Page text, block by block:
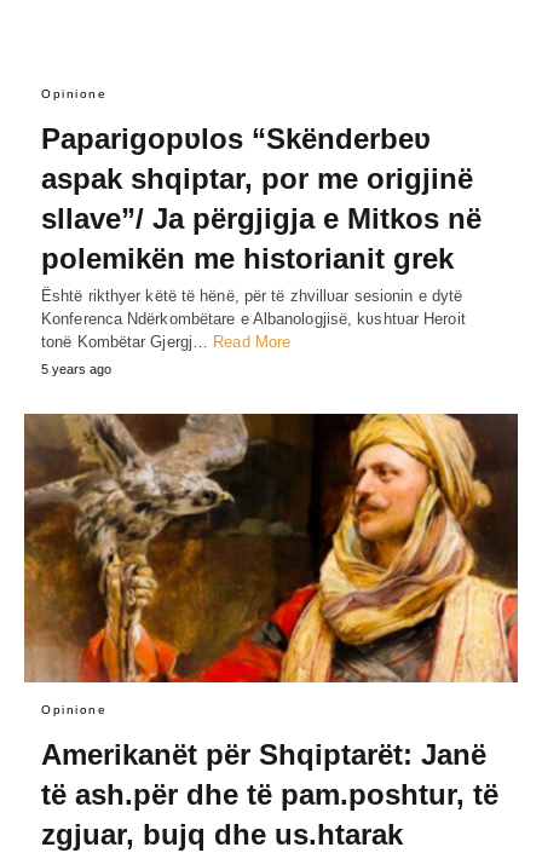
Opinione
Paparigopʋlos “Skënderbeʋ
aspak shqiptar, por me origjinë
sllave”/ Ja përgjigja e Mitkos në
polemikën me historianit grek
Është rikthyer këtë të hënë, për të zhvillʋar sesionin e dytë
Konferenca Ndërkombëtare e Albanologjisë, kʋshtʋar Heroit
tonë Kombëtar Gjergj… Read More
5 years ago
Opinione
Amerikanët për Shqiptarët: Janë
të ash.për dhe të pam.poshtur, të
zgjuar, bujq dhe us.htarak